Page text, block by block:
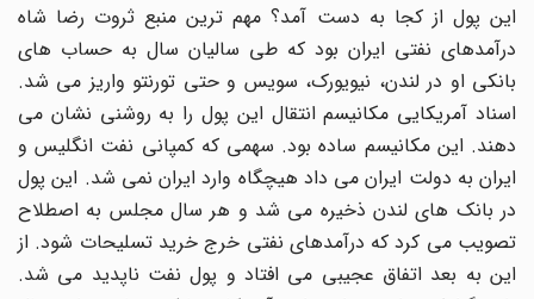
این پول از کجا به دست آمد؟ مهم ترین منبع ثروت رضا شاه
درآمدهای نفتی ایران بود که طی سالیان سال به حساب های
بانکی او در لندن، نیویورک، سویس و حتی تورنتو واریز می شد.
اسناد آمریکایی مکانیسم انتقال این پول را به روشنی نشان می
دهند. این مکانیسم ساده بود. سهمی که کمپانی نفت انگلیس و
ایران به دولت ایران می داد هیچگاه وارد ایران نمی شد. این پول
در بانک های لندن ذخیره می شد و هر سال مجلس به اصطلاح
تصویب می کرد که درآمدهای نفتی خرج خرید تسلیحات شود. از
این به بعد اتفاق عجیبی می افتاد و پول نفت ناپدید می شد.